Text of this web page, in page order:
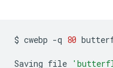
$ cwebp -q 80
Saving file